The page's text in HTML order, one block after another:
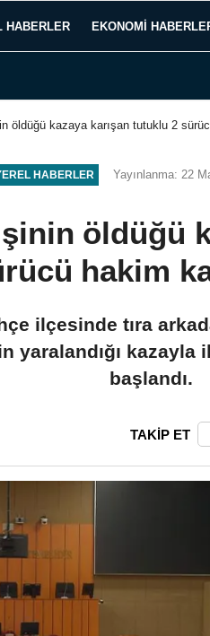
HABERLER EKONOMI
öldüğü kazaya karışan tutuklu 2
HABERLER Yayınlanma: 22
öldüğü
hakim
ilçesinde tıra
yaralandığı kazayla
başlandı.
TAKİP ET